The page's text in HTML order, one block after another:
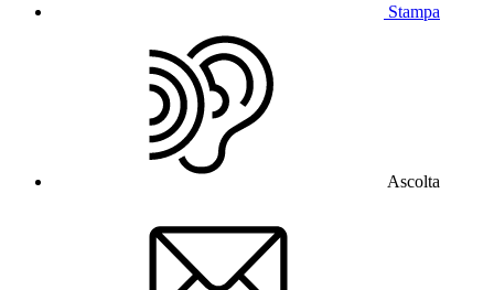
Stampa
Ascolta